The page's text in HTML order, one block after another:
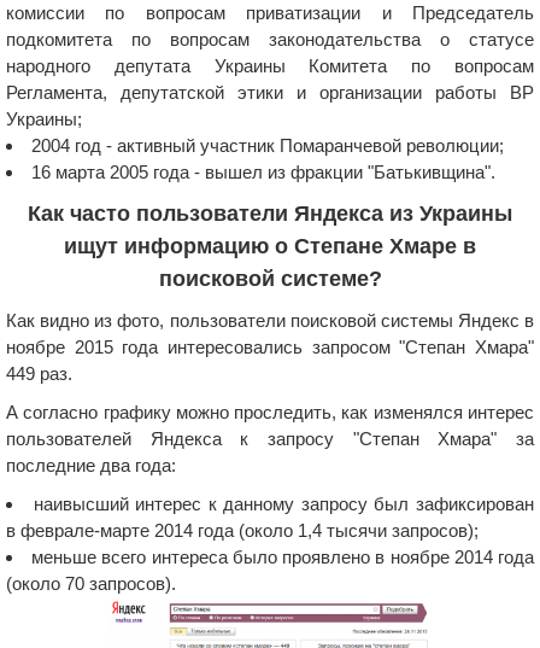
комиссии по вопросам приватизации и Председатель
подкомитета по вопросам законодательства о статусе
народного депутата Украины Комитета по вопросам
Регламента, депутатской этики и организации работы ВР
Украины;
2004 год - активный участник Помаранчевой революции;
16 марта 2005 года - вышел из фракции "Батькивщина".
Как часто пользователи Яндекса из Украины
ищут информацию о Степане Хмаре в
поисковой системе?
Как видно из фото, пользователи поисковой системы Яндекс в
ноябре 2015 года интересовались запросом "Степан Хмара"
449 раз.
А согласно графику можно проследить, как изменялся интерес
пользователей Яндекса к запросу "Степан Хмара" за
последние два года:
наивысший интерес к данному запросу был зафиксирован
в феврале-марте 2014 года (около 1,4 тысячи запросов);
меньше всего интереса было проявлено в ноябре 2014 года
(около 70 запросов).